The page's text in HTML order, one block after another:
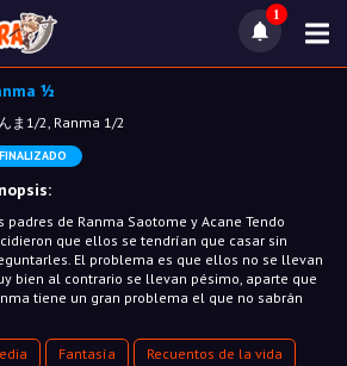
1
½
ま1/2, Ranma 1/2
FINALIZADO
padres de Ranma Saotome y Acane Tendo
que ellos se tendrían que casar sin
El problema es que ellos no se llevan
bien al contrario se llevan pésimo, aparte que
tiene un gran problema el que no sabrán
Fantasía Recuentos de la vida